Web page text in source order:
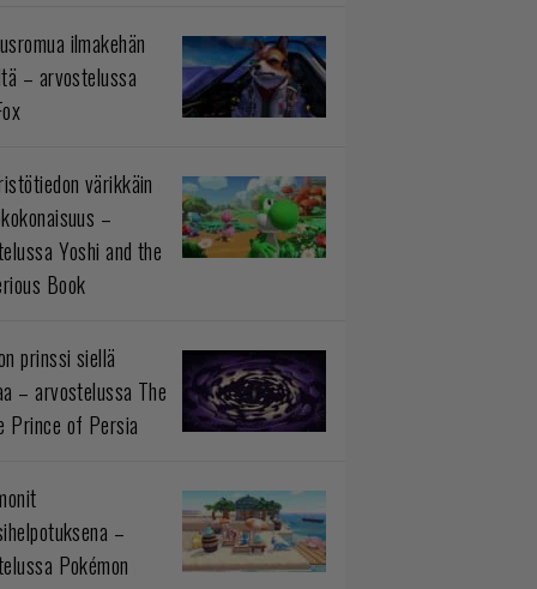
ilmakehän
– arvostelussa
värikkäin
–
Yoshi and the
Book
prinssi siellä
– arvostelussa The
Prince of Persia
–
Pokémon